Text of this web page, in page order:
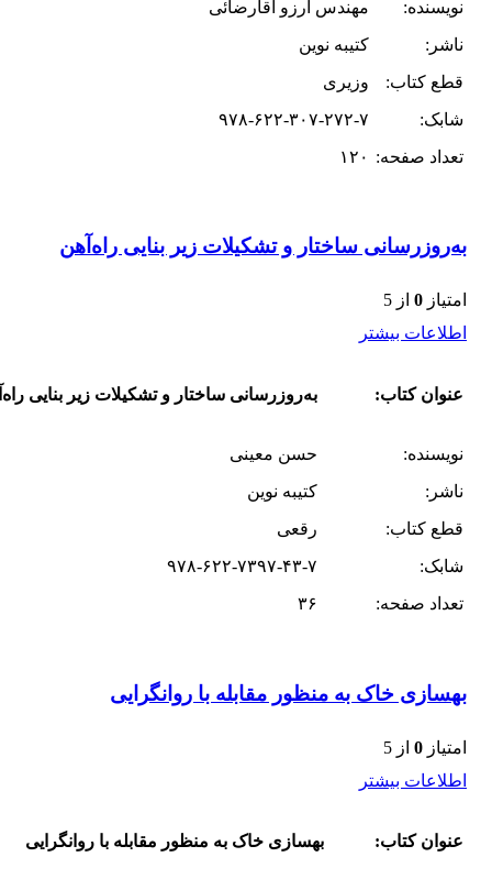
نویسنده:
مهندس آرزو آقارضائی
ناشر:
کتیبه نوین
قطع کتاب:
وزیری
شابک:
۹۷۸-۶۲۲-۳۰۷-۲۷۲-۷
تعداد صفحه: ۱۲۰
به‌روزرسانی ساختار و تشکیلات زیر بنایی راه‌آهن
امتیاز 0 از 5
اطلاعات بیشتر
عنوان کتاب: به‌روزرسانی ساختار و تشکیلات زیر بنایی
نویسنده:
حسن معینی
ناشر:
کتیبه نوین
قطع کتاب:
رقعی
شابک:
۹۷۸-۶۲۲-۷۳۹۷-۴۳-۷
تعداد صفحه:
۳۶
بهسازى خاک به منظور مقابله با روانگرایى
امتیاز 0 از 5
اطلاعات بیشتر
عنوان کتاب: بهسازى خاک به منظور مقابله با روانگرایى